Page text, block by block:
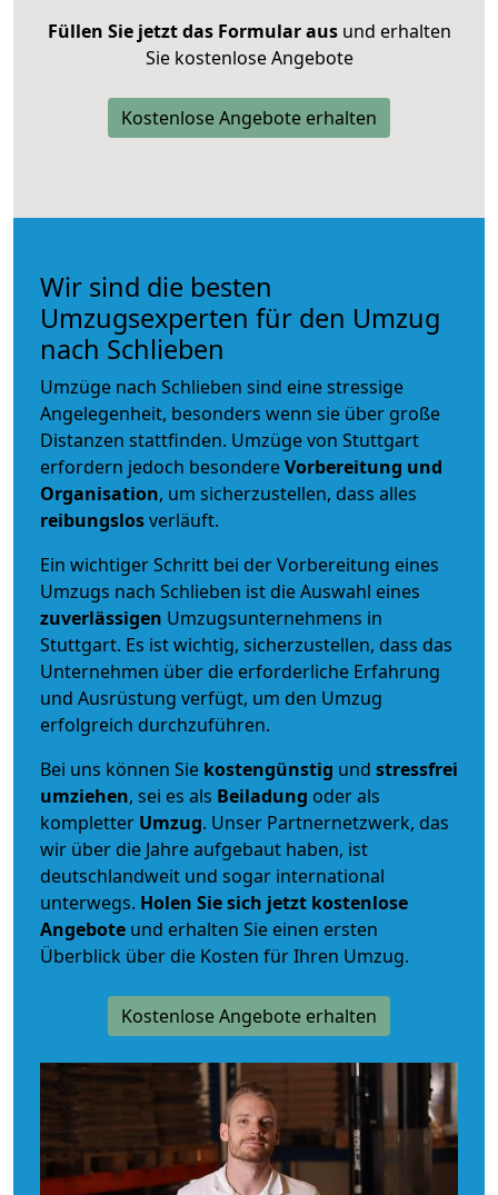
Füllen Sie jetzt das Formular ausund erhalten
Sie kostenlose Angebote
Kostenlose Angebote erhalten
Wir sind die besten
Umzugsexperten für den Umzug
nach Schlieben
Umzüge nach Schlieben sind eine stressige
Angelegenheit, besonders wenn sie über große
Distanzen stattfinden. Umzüge von Stuttgart
erfordern jedoch besondereVorbereitung und
Organisation, um sicherzustellen, dass alles
reibungslosverläuft.
Ein wichtiger Schritt bei der Vorbereitung eines
Umzugs nach Schlieben ist die Auswahl eines
zuverlässigen Umzugsunternehmens in
Stuttgart. Es ist wichtig, sicherzustellen, dass das
Unternehmen über die erforderliche Erfahrung
und Ausrüstung verfügt, um den Umzug
erfolgreich durchzuführen.
Bei uns können Sie kostengünstig und stressfrei
umziehen, sei es als Beiladung oder als
kompletter Umzug. Unser Partnernetzwerk, das
wir über die Jahre aufgebaut haben, ist
deutschlandweit und sogar international
unterwegs. Holen Sie sich jetzt kostenlose
Angebote und erhalten Sie einen ersten
Überblick über die Kosten für Ihren Umzug.
Kostenlose Angebote erhalten